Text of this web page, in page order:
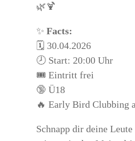
🌿🍹
✨ Facts:
🗓️ 30.04.2026
🕗 Start: 20:00 Uhr
🎟️ Eintritt frei
🔞 Ü18
🔥 Early Bird Clubbing
Schnapp dir deine